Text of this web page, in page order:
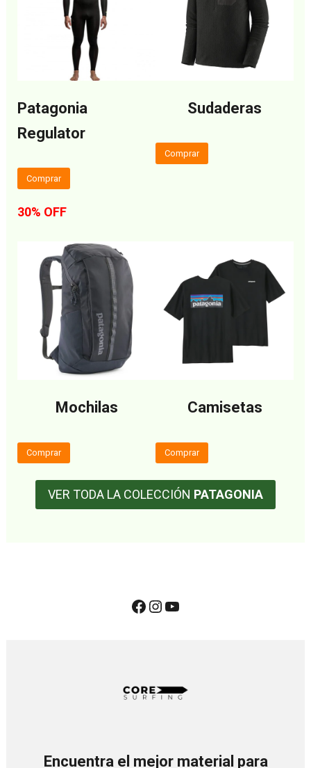
Patagonia
Regulator
Comprar
30% OFF
Sudaderas
Comprar
Mochilas
Comprar
Camisetas
Comprar
VER TODA LA COLECCIÓN PATAGONIA
Encuentra el mejor material para